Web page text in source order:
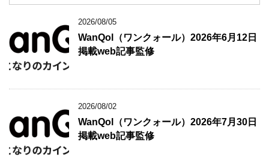
2026/08/05
WanQol（ワンクォール）2026年6月12日
掲載web記事監修
2026/08/02
WanQol（ワンクォール）2026年7月30日
掲載web記事監修